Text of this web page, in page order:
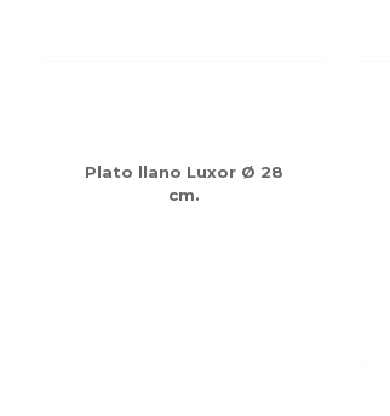
Plato llano Luxor Ø 28
cm.